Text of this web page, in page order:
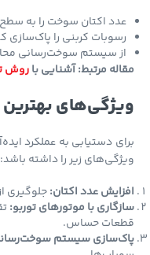
اکتان سوخت را به سطح
کربنی را پاک‌سازی کند.
سیستم سوخت‌رسانی محافظت
مرتبط: آشنایی باروش
بهترین
دستیابی به عملکرد ایده‌آل
زیر را داشته باشد:
عدد اکتان:جلوگیری از
با موتورهای توربو:تقویت
حساس.
سیستم سوخت‌رسانی: